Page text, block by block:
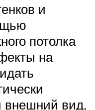
и
потолка
на
внешний вид,